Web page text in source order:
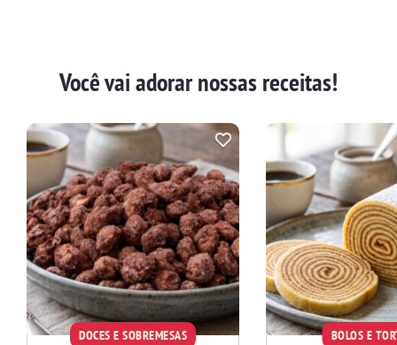
Você vai adorar nossas receitas!
DOCES E SOBREMESAS BOLOS E